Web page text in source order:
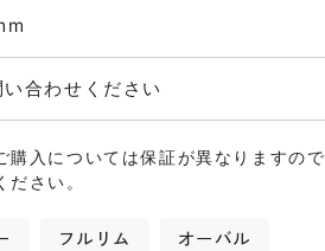
い合わせください
購入については保証が異なりますので
ださい。
フルリム オーバル